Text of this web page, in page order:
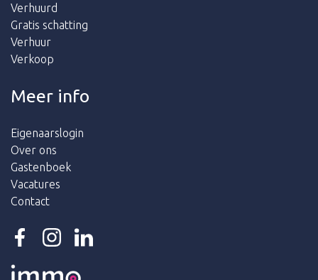
Verhuurd
Gratis schatting
Verhuur
Verkoop
Meer info
Eigenaarslogin
Over ons
Gastenboek
Vacatures
Contact